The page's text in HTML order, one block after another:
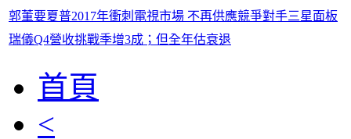
郭董要夏普2017年衝刺電視市場 不再供應競爭對手三星面板
瑞儀Q4營收挑戰季增3成；但全年估衰退
首頁
<